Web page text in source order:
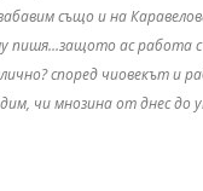
също и на
пишя…защото ас работа
според чиовекът и
чи мнозина от днес до